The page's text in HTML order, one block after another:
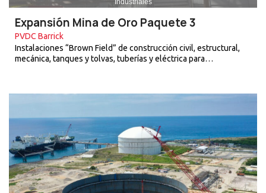
Industriales
Expansión Mina de Oro Paquete 3
PVDC Barrick
Instalaciones “Brown Field” de construcción civil, estructural,
mecánica, tanques y tolvas, tuberías y eléctrica para…